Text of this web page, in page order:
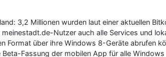
3,2 Millionen wurden laut einer aktuellen
Nutzer auch alle Services und
Format über ihre Windows 8-Geräte abrufen
Fassung der mobilen App für alle